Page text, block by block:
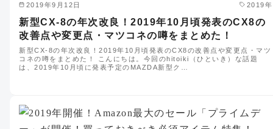
2019年9月12日 2019年
新型CX-8の年次改良！2019年10月頃発表のCX8の
改善点や変更点・マツコネの噂をまとめた！
新型CX-8の年次改良！2019年10月頃発表のCX8の改善点や変更点・マツ
コネの噂をまとめた！ こんにちは。今回のhitoiki（ひといき）な話題
は、2019年10月頃に発表予定のMAZDA新型ク…